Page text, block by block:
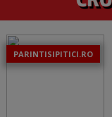
PARINTISIPITICI.RO